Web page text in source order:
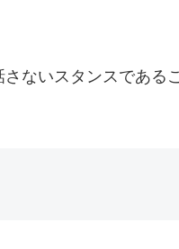
ないスタンスである